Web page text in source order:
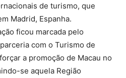
de turismo, que
Madrid, Espanha.
ficou marcada pelo
com o Turismo de
a promoção de Macau no
se aquela Região